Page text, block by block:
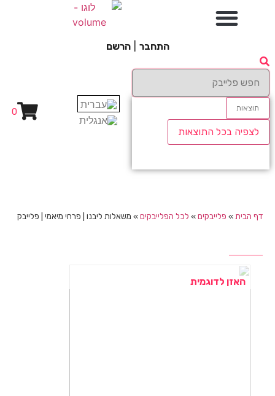
התחבר הרשם
תוצאות
לצפיה בכל התוצאות
0
דף הבית » פלייבקים» לכל הפלייבקים» משאלות ליבנו | פרחי מיאמי | פלייבק
האזן לדוגמית